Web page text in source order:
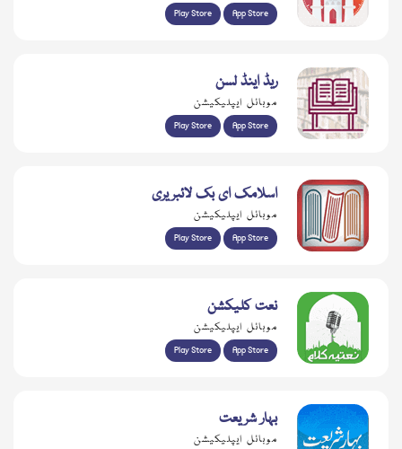
Play Store App Store
ریڈ اینڈ لسن
موبائل ایپلیکیشن
Play Store App Store
اسلامک ای بک لائبریری
موبائل ایپلیکیشن
Play Store App Store
نعت کلیکشن
موبائل ایپلیکیشن
Play Store App Store
بہار شریعت
موبائل ایپلیکیشن